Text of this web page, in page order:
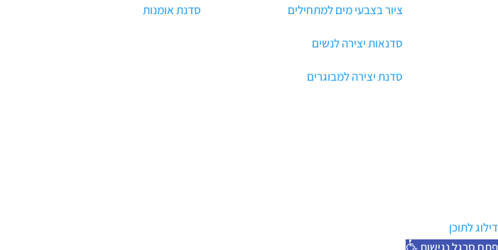
סדנת אומנות ציור בצבעי מים למתחילים
סדנאות יצירה לנשים
סדנת יצירה למבוגרים
דילוג לתוכן